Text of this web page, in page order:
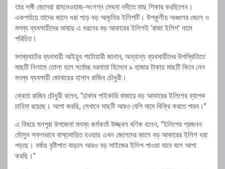
তার সঙ্গী জেলেরা রামনেওয়াজ-সংলগ্ন মেঘনা নদীতে মাছ শিকার করছিলেন।
একপর্যায়ে তাদের জালে ধরা পড়ে বড় আকৃতির ইলিশটি। উপকূলীয় অঞ্চলের জেলে ও
মৎস্য ব্যবসায়ীদের ভাষায় এ ধরনের বড় আকারের ইলিশই ‘রাজা ইলিশ’ নামে
পরিচিত।
মৎস্যঘাটের ব্যবসায়ী আইয়ুব পাটোয়ারী জানান, অন্যান্য ব্যবসায়ীদের উপস্থিতিতে
মাছটি নিলামে তোলা হলে সর্বোচ্চ দরদাতা হিসেবে ৯ হাজার টাকায় মাছটি কিনে নেন
মৎস্য ব্যবসায়ী জোবায়ের হাসান রাজিব চৌধুরী।
ক্রেতা রাজিব চৌধুরী বলেন, “ঢাকার পাইকারি বাজারে বড় আকারের ইলিশের ব্যাপক
চাহিদা রয়েছে। আশা করছি, সেখানে মাছটি আরও বেশি দামে বিক্রি করতে পারব।”
এ বিষয়ে মনপুরা উপজেলা মৎস্য কর্মকর্তা উজ্জ্বল বণিক বলেন, “ইলিশের প্রজনন
মৌসুম সফলভাবে বাস্তবায়িত হওয়ায় এখন জেলেদের জালে বড় আকারের ইলিশ ধরা
পড়ছে। বর্ষায় বৃষ্টিপাত বাড়লে আরও বড় সাইজের ইলিশ পাওয়া যাবে বলে আশা
করছি।”